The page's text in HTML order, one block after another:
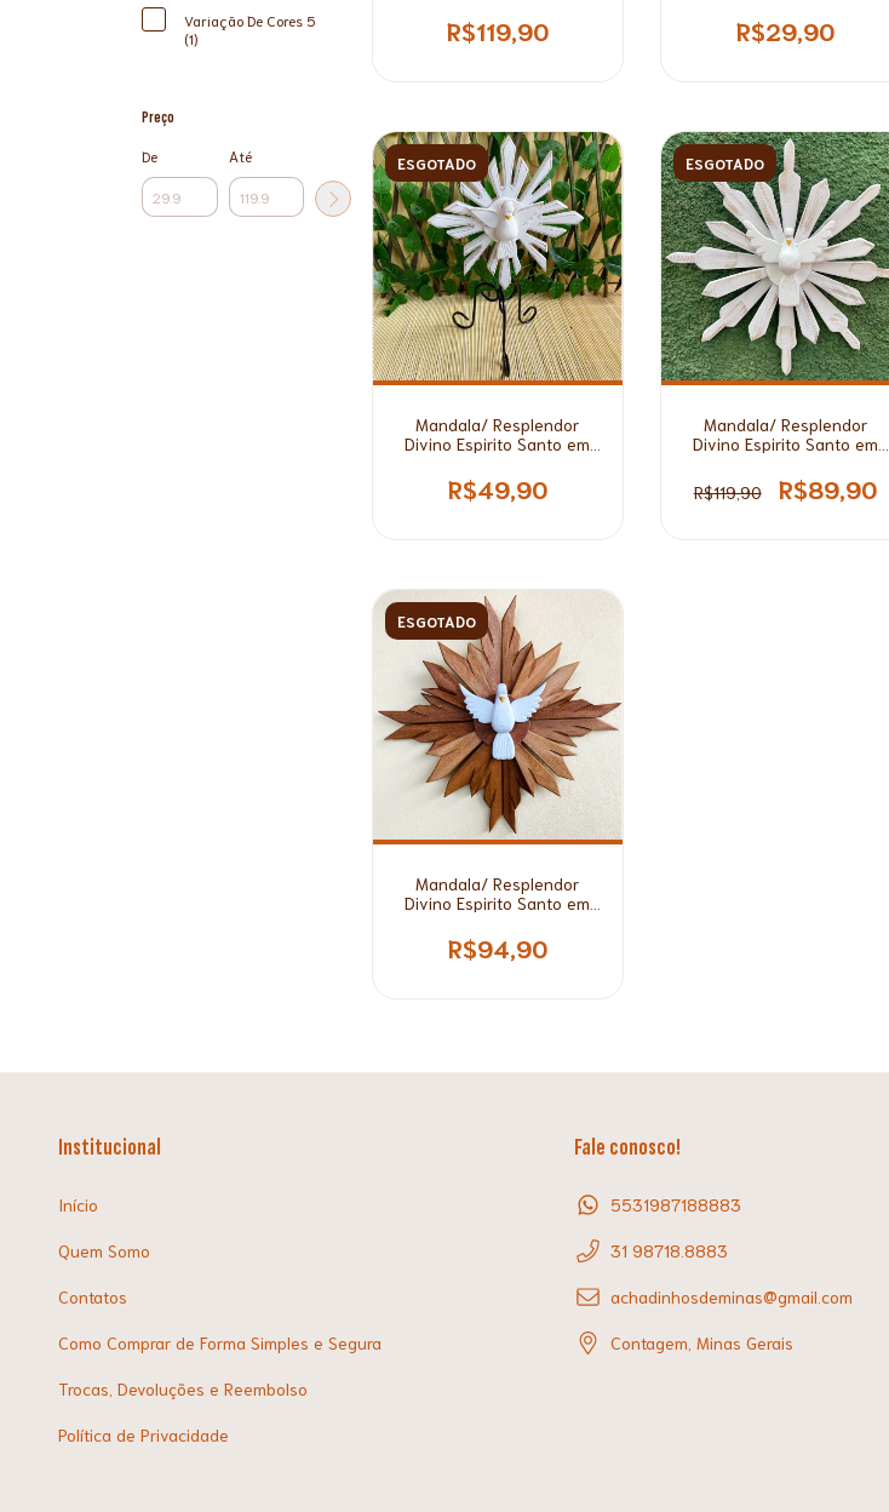
Variação De Cores 5
(1)
Preço
De Até
R$119,90 R$29,90
ESGOTADO
Mandala/ Resplendor
Divino Espirito Santo em
Com pé*
R$49,90
ESGOTADO
Mandala/ Resplendor
Divino Espirito Santo em
R$119,90
R$89,90
ESGOTADO
Mandala/ Resplendor
Divino Espirito Santo em
R$94,90
Institucional
Início
Quem Somo
Contatos
Como Comprar de Forma Simples e Segura
Trocas, Devoluções e Reembolso
Política de Privacidade
Fale conosco!
5531987188883
31 98718.8883
achadinhosdeminas@gmail.com
Contagem, Minas Gerais